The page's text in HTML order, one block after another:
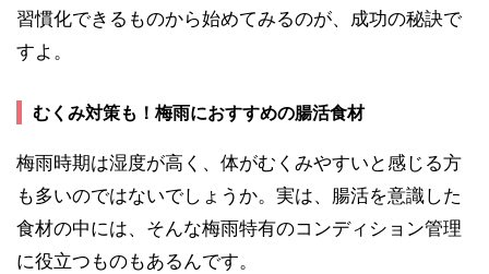
習慣化できるものから始めてみるのが、成功の秘訣で
すよ。
むくみ対策も！梅雨におすすめの腸活食材
梅雨時期は湿度が高く、体がむくみやすいと感じる方
も多いのではないでしょうか。実は、腸活を意識した
食材の中には、そんな梅雨特有のコンディション管理
に役立つものもあるんです。